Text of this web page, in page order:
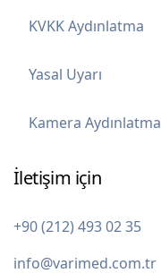
KVKK Aydınlatma
Yasal Uyarı
Kamera Aydınlatma
İletişim için
+90 (212) 493 02 35
info@varimed.com.tr